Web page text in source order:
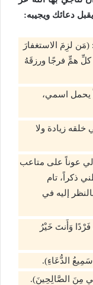
دعائك ويجيبه:
لزِمَ الاستغفارَ
همٍّ فرجًا ورزقَهُ
يحمل اسمي،
خلقه زيادة ولا
لي عوناً على متاعب
ذكراً، تام
إليه في
وَأَنتَ خَيْرُ
الدُّعَاءِ).
مِنَ الصَّالِحِينَ).